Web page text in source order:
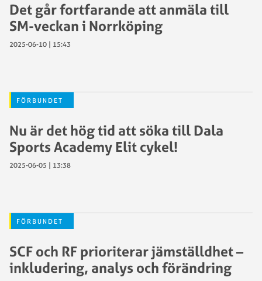
Det går fortfarande att anmäla till
SM-veckan i Norrköping
2025-06-10 | 15:43
FÖRBUNDET
Nu är det hög tid att söka till Dala
Sports Academy Elit cykel!
2025-06-05 | 13:38
FÖRBUNDET
SCF och RF prioriterar jämställdhet –
inkludering, analys och förändring